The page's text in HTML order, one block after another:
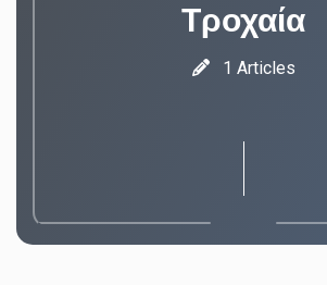
Τροχαία
1 Articles